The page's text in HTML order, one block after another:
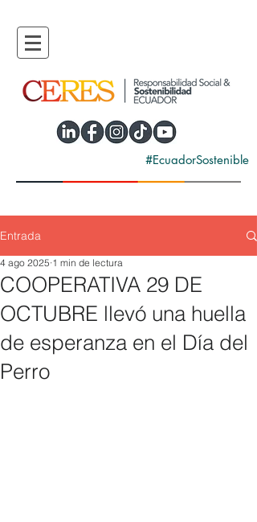
#EcuadorSostenible
Entrada
COOPERATIVA 29 DE
OCTUBRE llevó una huella
de esperanza en el Día del
Perro
4 ago 2025 1 min de lectura